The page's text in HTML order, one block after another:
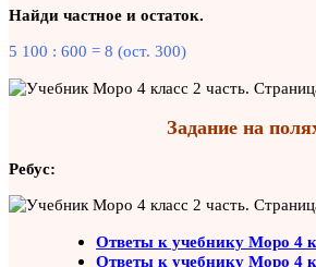
Найди частное и остаток.
5 100 : 600 = 8 (ост. 300)
Задание на
Ребус:
Ответы к учебнику Моро 4
Ответы к учебнику Моро 4